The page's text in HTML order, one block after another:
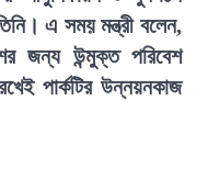
এ সময় মন্ত্রী বলেন,
জন্য উন্মুক্ত পরিবেশ
পার্কটির উন্নয়নকাজ